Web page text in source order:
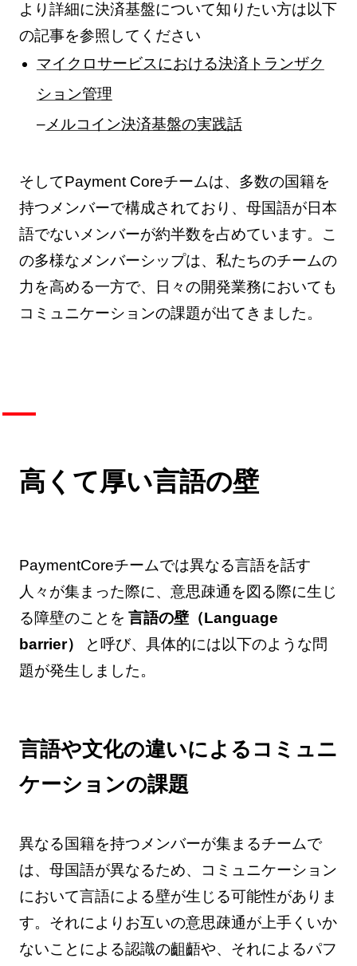
より詳細に決済基盤について知りたい方は以下
の記事を参照してください
マイクロサービスにおける決済トランザク
ション管理
–メルコイン決済基盤の実践話
そしてPayment Coreチームは、多数の国籍を
持つメンバーで構成されており、母国語が日本
語でないメンバーが約半数を占めています。こ
の多様なメンバーシップは、私たちのチームの
力を高める一方で、日々の開発業務においても
コミュニケーションの課題が出てきました。
高くて厚い言語の壁
PaymentCoreチームでは異なる言語を話す
人々が集まった際に、意思疎通を図る際に生じ
る障壁のことを 言語の壁（Language
barrier）
と呼び、具体的には以下のような問
題が発生しました。
言語や文化の違いによるコミュニ
ケーションの課題
異なる国籍を持つメンバーが集まるチームで
は、母国語が異なるため、コミュニケーション
において言語による壁が生じる可能性がありま
す。それによりお互いの意思疎通が上手くいか
ないことによる認識の齟齬や、それによるパフ